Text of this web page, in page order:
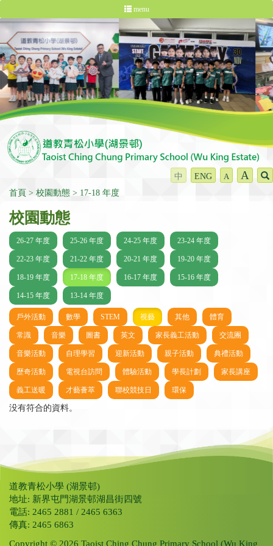
menu
中 ENG A A
首頁 校園動態 17-18 年度
校園動態
26-27 年度 25-26 年度 24-25 年度 23-24 年度
22-23 年度 21-22 年度 20-21 年度 19-20 年度
18-19 年度 17-18 年度 16-17 年度 15-16 年度
14-15 年度 13-14 年度
戶外活動 數學 STEM 視藝 其他 體育
常識 音樂 圖書 英文 家長義工活動 交流團
音樂活動 自理學習 迎新活動 親子活動 典禮活動
歷奇活動 電視台訪問 體驗活動 學長計劃 家長講座
義工送暖 才藝薈萃 聯校競技日 環保
没有符合的資料。
道教青松小學 (湖景邨)
地址: 新界屯門湖景邨湖昌街四號
電話: 2465 2881 / 2465 6363
傳真: 2465 6863
Copyright © 2026 Taoist Ching Chung Primary School (Wu King